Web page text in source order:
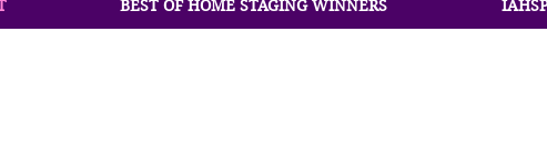
BEST OF HOME STAGING WINNERS